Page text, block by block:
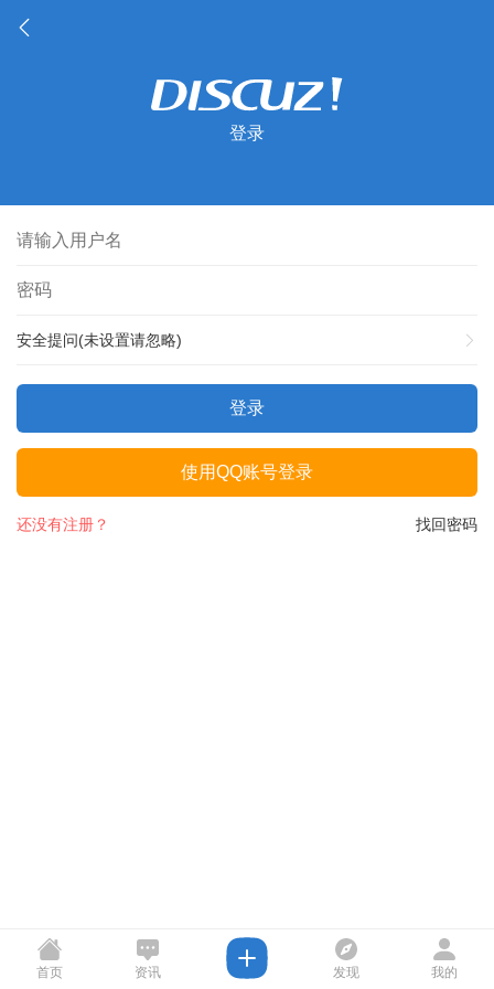
登录
安全提问(未设置请忽略)
登录
使用QQ账号登录
找回密码
还没有注册？
首页 资讯 发现 我的